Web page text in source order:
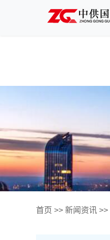
首页 >> 新闻资讯 >>